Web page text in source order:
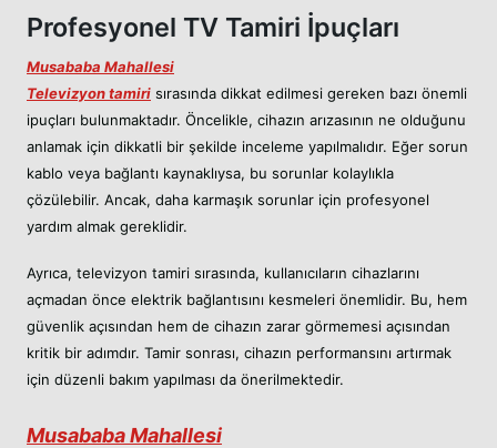
Profesyonel TV Tamiri İpuçları
Musababa Mahallesi
Televizyon tamiri sırasında dikkat edilmesi gereken bazı önemli
ipuçları bulunmaktadır. Öncelikle, cihazın arızasının ne olduğunu
anlamak için dikkatli bir şekilde inceleme yapılmalıdır. Eğer sorun
kablo veya bağlantı kaynaklıysa, bu sorunlar kolaylıkla
çözülebilir. Ancak, daha karmaşık sorunlar için profesyonel
yardım almak gereklidir.
Ayrıca, televizyon tamiri sırasında, kullanıcıların cihazlarını
açmadan önce elektrik bağlantısını kesmeleri önemlidir. Bu, hem
güvenlik açısından hem de cihazın zarar görmemesi açısından
kritik bir adımdır. Tamir sonrası, cihazın performansını artırmak
için düzenli bakım yapılması da önerilmektedir.
Musababa Mahallesi